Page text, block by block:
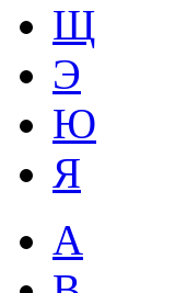
Щ
Э
Ю
Я
A